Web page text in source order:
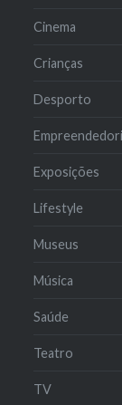
Cinema
Crianças
Desporto
Exposições
Lifestyle
Museus
Música
Saúde
Teatro
TV